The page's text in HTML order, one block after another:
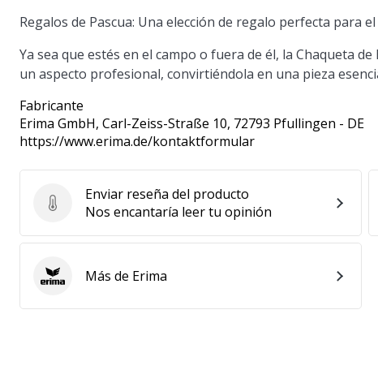
Regalos de Pascua: Una elección de regalo perfecta para
Ya sea que estés en el campo o fuera de él, la Chaqueta
un aspecto profesional, convirtiéndola en una pieza
Fabricante
Erima GmbH, Carl-Zeiss-Straße 10, 72793 Pfullingen - DE
https://www.erima.de/kontaktformular
Enviar reseña del producto
Enviar reseña del producto
Nos encantaría leer tu opinión
ErimaMás de Erima